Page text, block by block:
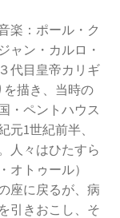
楽：ポール・ク
ャン・カルロ・
代目皇帝カリギ
を描き、当時の
・ペントハウス
1世紀前半、
人々はひたすら
オトゥール）
座に戻るが、病
引きおこし、そ